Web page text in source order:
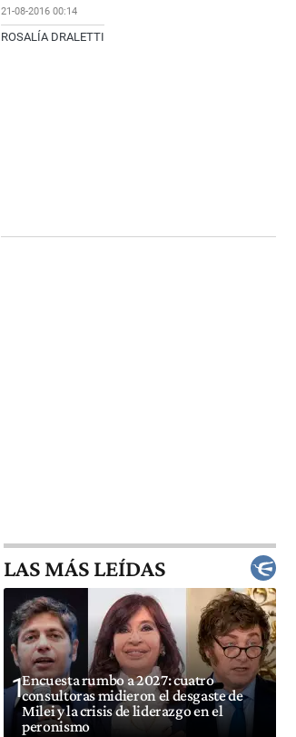
21-08-2016 00:14
ROSALÍA DRALETTI
LAS MÁS LEÍDAS
1Encuesta rumbo a 2027: cuatro
consultoras midieron el desgaste de
Milei y la crisis de liderazgo en el
peronismo